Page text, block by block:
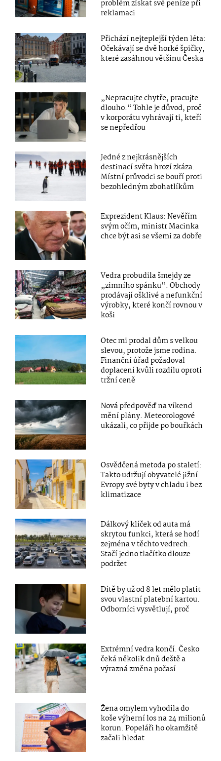
problém získat své peníze při
reklamaci
Přichází nejteplejší týden léta:
Očekávají se dvě horké špičky,
které zasáhnou většinu Česka
„Nepracujte chytře, pracujte
dlouho.“ Tohle je důvod, proč
v korporátu vyhrávají ti, kteří
se nepředřou
Jedné z nejkrásnějších
destinací světa hrozí zkáza.
Místní průvodci se bouří proti
bezohledným zbohatlíkům
Exprezident Klaus: Nevěřím
svým očím, ministr Macinka
chce být asi se všemi za dobře
Vedra probudila šmejdy ze
„zimního spánku“. Obchody
prodávají ošklivé a nefunkční
výrobky, které končí rovnou v
koši
Otec mi prodal dům s velkou
slevou, protože jsme rodina.
Finanční úřad požadoval
doplacení kvůli rozdílu oproti
tržní ceně
Nová předpověď na víkend
mění plány. Meteorologové
ukázali, co přijde po bouřkách
Osvědčená metoda po staletí:
Takto udržují obyvatelé jižní
Evropy své byty v chladu i bez
klimatizace
Dálkový klíček od auta má
skrytou funkci, která se hodí
zejména v těchto vedrech.
Stačí jedno tlačítko dlouze
podržet
Dítě by už od 8 let mělo platit
svou vlastní platební kartou.
Odborníci vysvětlují, proč
Extrémní vedra končí. Česko
čeká několik dnů deště a
výrazná změna počasí
Žena omylem vyhodila do
koše výherní los na 24 milionů
korun. Popeláři ho okamžitě
začali hledat